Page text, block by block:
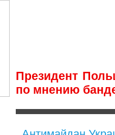
Президент
по мнению